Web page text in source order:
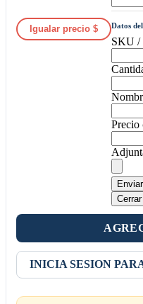
Igualar precio $ Datos
SKU /
Precio
Enviar
Cerrar
INICIA SESION